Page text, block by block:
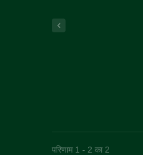
परिणाम 1 - 2 का 2